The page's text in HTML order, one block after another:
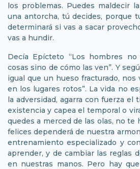
los problemas. Puedes maldecir
una antorcha, tú decides, porque
determinará si vas a sacar
vas a hundir.
Decía Epícteto “Los hombres
cosas sino de cómo las ven”. Y
igual que un hueso fracturado, nos
en los lugares rotos”. La vida no
la adversidad, agarra con fuerza el
existencia y capea el temporal o
quedes a merced de las olas, no te
felices dependerá de nuestra
entrenamiento especializado y
aprender, y de cambiar las reglas
en nuestras manos. Pero hay